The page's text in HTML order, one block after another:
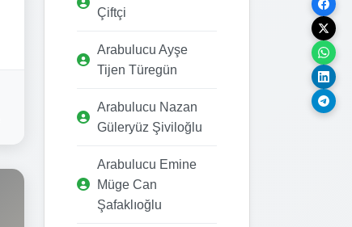
Çiftçi
Arabulucu Ayşe
Tijen Türegün
Arabulucu Nazan
Güleryüz Şiviloğlu
Arabulucu Emine
Müge Can
Şafaklıoğlu